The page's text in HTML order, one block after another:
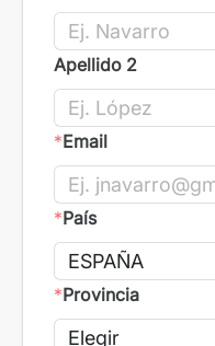
Apellido 2
*Email
*País
*Provincia